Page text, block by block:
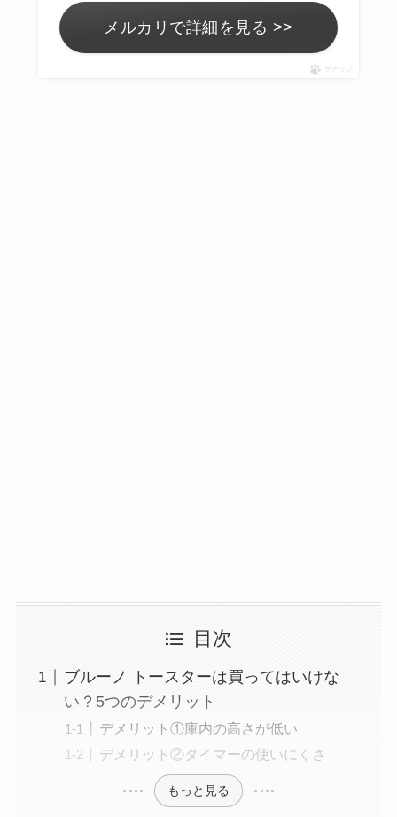
メルカリで詳細を見る >>
ポチップ
目次
ブルーノ トースターは買ってはいけな
い？5つのデメリット
デメリット①庫内の高さが低い
デメリット②タイマーの使いにくさ
もっと見る